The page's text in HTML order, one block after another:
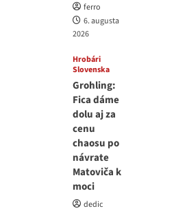
ferro
6. augusta
2026
Hrobári
Slovenska
Grohling:
Fica dáme
dolu aj za
cenu
chaosu po
návrate
Matoviča k
moci
dedic